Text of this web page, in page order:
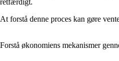
At forstå denne proces kan gøre
Forstå økonomiens mekanismer